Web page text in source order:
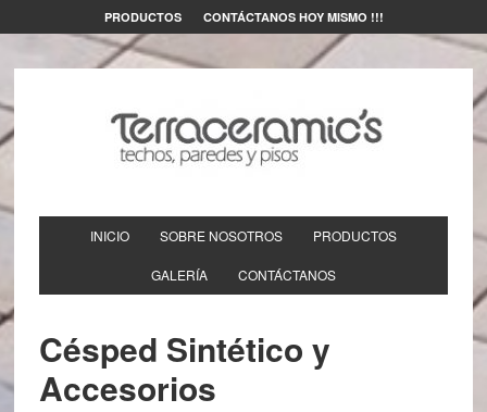
PRODUCTOS CONTÁCTANOS HOY MISMO !!!
INICIO SOBRE NOSOTROS PRODUCTOS
GALERÍA CONTÁCTANOS
Césped Sintético y
Accesorios